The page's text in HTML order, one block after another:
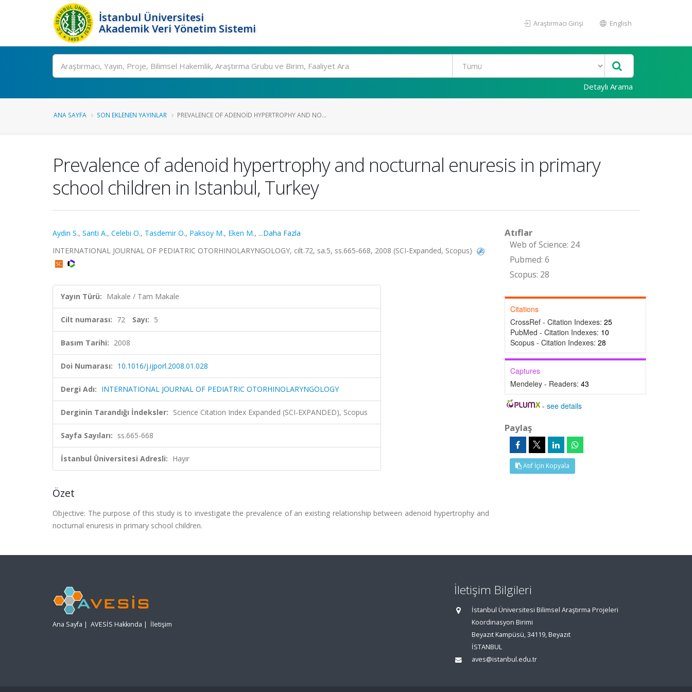
İstanbul Üniversitesi
Akademik Veri Yönetim Sistemi
Araştırmacı Girişi English
Ara
Detaylı Arama
ANA SAYFA SON EKLENEN YAYINLAR PREVALENCE OF ADENOID HYPERTROPHY AND NO...
Prevalence of adenoid hypertrophy and nocturnal enuresis in primary
school children in Istanbul, Turkey
Aydin S., Santi A., Celebi O., Tasdemir O., Paksoy M., Eken M., ...Daha Fazla
INTERNATIONAL JOURNAL OF PEDIATRIC OTORHINOLARYNGOLOGY, cilt.72, sa.5, ss.665-668, 2008 (SCI-Expanded, Scopus)
Yayın Türü: Makale / Tam Makale
Cilt numarası: 72 Sayı: 5
Basım Tarihi: 2008
Doi Numarası: 10.1016/j.ijporl.2008.01.028
Dergi Adı: INTERNATIONAL JOURNAL OF PEDIATRIC OTORHINOLARYNGOLOGY
Derginin Tarandığı İndeksler: Science Citation Index Expanded (SCI-EXPANDED), Scopus
Sayfa Sayıları: ss.665-668
İstanbul Üniversitesi Adresli: Hayır
Özet
Objective: The purpose of this study is to investigate the prevalence of an existing relationship between adenoid hypertrophy and
nocturnal enuresis in primary school children.
Atıflar
Web of Science: 24
Pubmed: 6
Scopus: 28
Citations
CrossRef - Citation Indexes: 25
PubMed - Citation Indexes: 10
Scopus - Citation Indexes: 28
Captures
Mendeley - Readers: 43
-see details
Paylaş
Atıf İçin Kopyala
Ana Sayfa | AVESİS Hakkında | İletişim
İletişim Bilgileri
İstanbul Üniversitesi Bilimsel Araştırma Projeleri
Koordinasyon Birimi
Beyazıt Kampüsü, 34119, Beyazıt
İSTANBUL
aves@istanbul.edu.tr